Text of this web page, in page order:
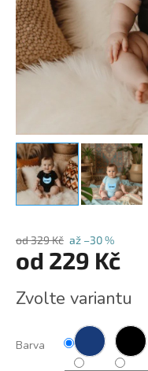
od 329 Kč až –30 %
od 229 Kč
cena:
Zvolte variantu
Barva